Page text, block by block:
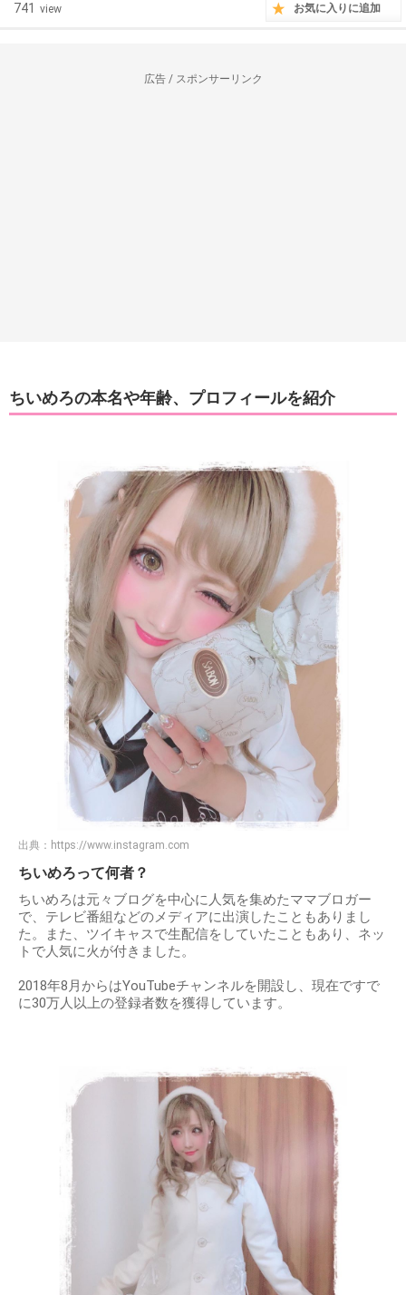
741 view お気に入りに追加
広告 / スポンサーリンク
ちいめろの本名や年齢、プロフィールを紹介
出典： https://www.instagram.com
ちいめろって何者？
ちいめろは元々ブログを中心に人気を集めたママブロガー
で、テレビ番組などのメディアに出演したこともありまし
た。また、ツイキャスで生配信をしていたこともあり、ネッ
トで人気に火が付きました。
2018年8月からはYouTubeチャンネルを開設し、現在ですで
に30万人以上の登録者数を獲得しています。